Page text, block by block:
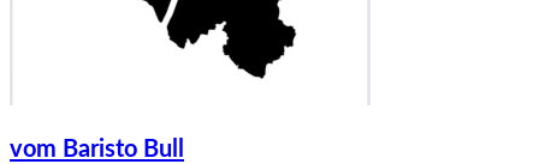
vom Baristo Bull